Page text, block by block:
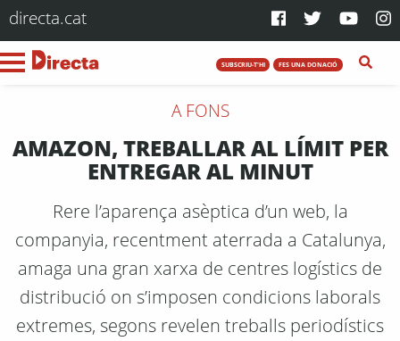
directa.cat
SUBSCRIU-T'HI FES UNA DONACIÓ
A FONS
AMAZON, TREBALLAR AL LÍMIT PER
ENTREGAR AL MINUT
Rere l’aparença asèptica d’un web, la
companyia, recentment aterrada a Catalunya,
amaga una gran xarxa de centres logístics de
distribució on s’imposen condicions laborals
extremes, segons revelen treballs periodístics